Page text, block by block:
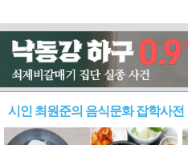
시인 최원준의 음식문화 잡학사전